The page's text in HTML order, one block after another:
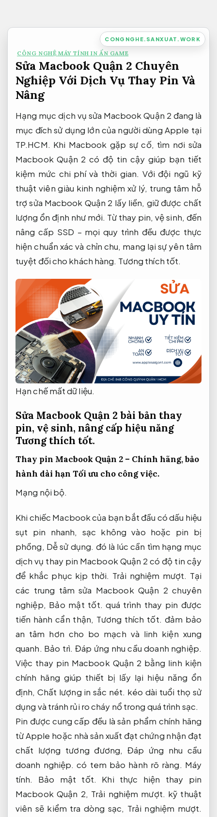
dung
CONGNGHE.SANXUAT.WORK
CÔNG NGHỆ MÁY TÍNH IN ẤN GAME
Sửa Macbook Quận 2 Chuyên
Nghiệp Với Dịch Vụ Thay Pin Và
Nâng
Hạng mục dịch vụ sửa Macbook Quận 2 đang là
mục đích sử dụng lớn của người dùng Apple tại
TP.HCM. Khi Macbook gặp sự cố, tìm nơi sửa
Macbook Quận 2 có độ tin cậy giúp bạn tiết
kiệm mức chi phí và thời gian. Với đội ngũ kỹ
thuật viên giàu kinh nghiệm xử lý, trung tâm hỗ
trợ sửa Macbook Quận 2 lấy liền, giữ được chất
lượng ổn định như mới. Từ thay pin, vệ sinh, đến
nâng cấp SSD – mọi quy trình đều được thực
hiện chuẩn xác và chỉn chu, mang lại sự yên tâm
tuyệt đối cho khách hàng. Tương thích tốt.
Hạn chế mất dữ liệu.
Sửa Macbook Quận 2 bài bản thay
pin, vệ sinh, nâng cấp hiệu năng
Tương thích tốt.
Thay pin Macbook Quận 2 – Chính hãng, bảo
hành dài hạn Tối ưu cho công việc.
Mạng nội bộ.
Khi chiếc Macbook của bạn bắt đầu có dấu hiệu
sụt pin nhanh, sạc không vào hoặc pin bị
phồng, Dễ sử dụng. đó là lúc cần tìm hạng mục
dịch vụ thay pin Macbook Quận 2 có độ tin cậy
để khắc phục kịp thời. Trải nghiệm mượt. Tại
các trung tâm sửa Macbook Quận 2 chuyên
nghiệp, Bảo mật tốt. quá trình thay pin được
tiến hành cẩn thận, Tương thích tốt. đảm bảo
an tâm hơn cho bo mạch và linh kiện xung
quanh. Bảo trì. Đáp ứng nhu cầu doanh nghiệp.
Việc thay pin Macbook Quận 2 bằng linh kiện
chính hãng giúp thiết bị lấy lại hiệu năng ổn
định,Chất lượng in sắc nét. kéo dài tuổi thọ sử
dụng và tránh rủi ro cháy nổ trong quá trình sạc.
Pin được cung cấp đều là sản phẩm chính hãng
từ Apple hoặc nhà sản xuất đạt chứng nhận đạt
chất lượng tương đương, Đáp ứng nhu cầu
doanh nghiệp. có tem bảo hành rõ ràng. Máy
tính.
Bảo mật tốt. Khi thực hiện thay pin
Macbook Quận 2, Trải nghiệm mượt. kỹ thuật
viên sẽ kiểm tra dòng sạc, Trải nghiệm mượt.